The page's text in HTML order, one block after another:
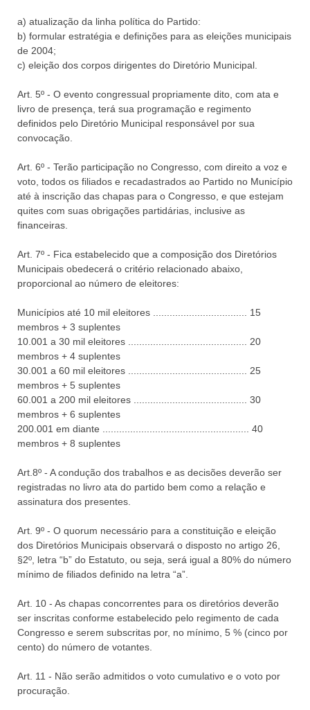
a) atualização da linha política do Partido:
b) formular estratégia e definições para as eleições municipais
de 2004;
c) eleição dos corpos dirigentes do Diretório Municipal.
Art. 5º - O evento congressual propriamente dito, com ata e
livro de presença, terá sua programação e regimento
definidos pelo Diretório Municipal responsável por sua
convocação.
Art. 6º - Terão participação no Congresso, com direito a voz e
voto, todos os filiados e recadastrados ao Partido no Município
até à inscrição das chapas para o Congresso, e que estejam
quites com suas obrigações partidárias, inclusive as
financeiras.
Art. 7º - Fica estabelecido que a composição dos Diretórios
Municipais obedecerá o critério relacionado abaixo,
proporcional ao número de eleitores:
Municípios até 10 mil eleitores .................................. 15
membros + 3 suplentes
10.001 a 30 mil eleitores ........................................... 20
membros + 4 suplentes
30.001 a 60 mil eleitores ........................................... 25
membros + 5 suplentes
60.001 a 200 mil eleitores ......................................... 30
membros + 6 suplentes
200.001 em diante ..................................................... 40
membros + 8 suplentes
Art.8º - A condução dos trabalhos e as decisões deverão ser
registradas no livro ata do partido bem como a relação e
assinatura dos presentes.
Art. 9º - O quorum necessário para a constituição e eleição
dos Diretórios Municipais observará o disposto no artigo 26,
§2º, letra “b” do Estatuto, ou seja, será igual a 80% do número
mínimo de filiados definido na letra “a”.
Art. 10 - As chapas concorrentes para os diretórios deverão
ser inscritas conforme estabelecido pelo regimento de cada
Congresso e serem subscritas por, no mínimo, 5 % (cinco por
cento) do número de votantes.
Art. 11 - Não serão admitidos o voto cumulativo e o voto por
procuração.